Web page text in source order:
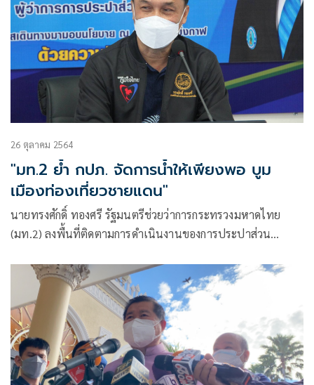
26 ตุลาคม 2564
"มท.2 ย้ำ กปภ. จัดการน้ำให้เพียงพอ บูม
เมืองท่องเที่ยวชายแดน"
นายทรงศักดิ์ ทองศรี รัฐมนตรีช่วยว่าการกระทรวงมหาดไทย
(มท.2) ลงพื้นที่ติดตามการดำเนินงานของการประปาส่วน